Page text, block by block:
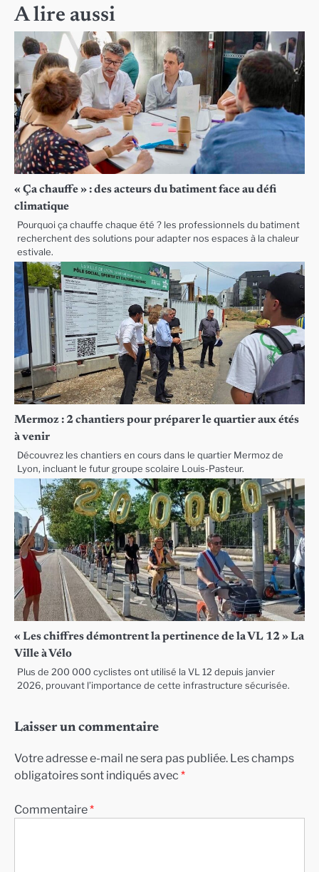
l’article
A lire aussi
« Ça chauffe » : des acteurs du batiment face au défi
climatique
Pourquoi ça chauffe chaque été ? les professionnels du batiment
recherchent des solutions pour adapter nos espaces à la chaleur
estivale.
Mermoz : 2 chantiers pour préparer le quartier aux étés
à venir
Découvrez les chantiers en cours dans le quartier Mermoz de
Lyon, incluant le futur groupe scolaire Louis-Pasteur.
« Les chiffres démontrent la pertinence de la VL 12 » La
Ville à Vélo
Plus de 200 000 cyclistes ont utilisé la VL 12 depuis janvier
2026, prouvant l’importance de cette infrastructure sécurisée.
Laisser un commentaire
Votre adresse e-mail ne sera pas publiée. Les champs
obligatoires sont indiqués avec *
Commentaire*